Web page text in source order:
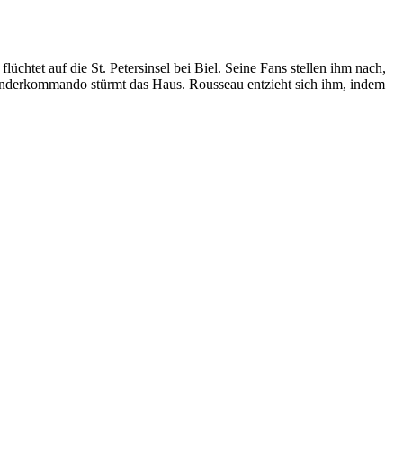
auf die St. Petersinsel bei Biel. Seine Fans stellen ihm nach,
stürmt das Haus. Rousseau entzieht sich ihm, indem